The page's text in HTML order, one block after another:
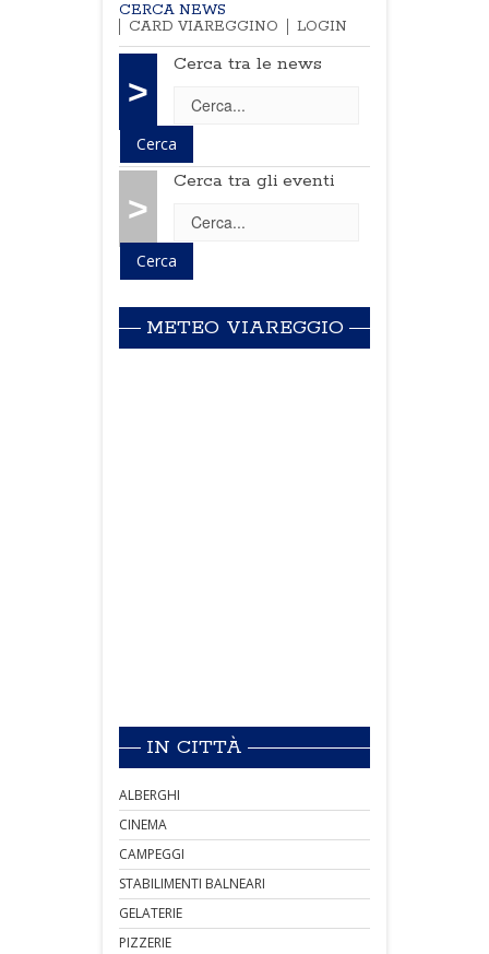
CERCA NEWS
CARD VIAREGGINO
LOGIN
>
Cerca tra le news
>
Cerca tra gli eventi
METEO VIAREGGIO
IN CITTÀ
ALBERGHI
CINEMA
CAMPEGGI
STABILIMENTI BALNEARI
GELATERIE
PIZZERIE